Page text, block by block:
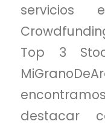
Top 3
destacar